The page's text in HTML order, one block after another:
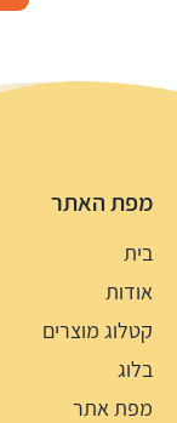
מפת האתר
בית
אודות
קטלוג מוצרים
בלוג
מפת אתר